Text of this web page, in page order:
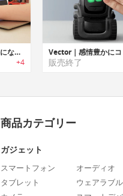
Doly｜ユーザーから学び親友になってくれる多機能ロボット
+4 販売終了
商品カテゴリー
ガジェット
スマートフォン
タブレット
オーディオ
ウェアラブ